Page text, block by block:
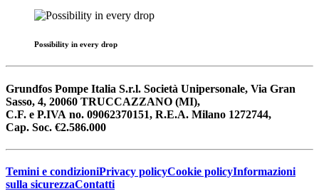
Possibility in every drop
Grundfos Pompe Italia S.r.l. Società Unipersonale, Via Gran
Sasso, 4, 20060 TRUCCAZZANO (MI),
C.F. e P.IVA no. 09062370151, R.E.A. Milano 1272744,
Cap. Soc. €2.586.000
Temini e condizioniPrivacy policyCookie policyInformazioni
sulla sicurezzaContatti